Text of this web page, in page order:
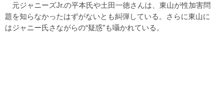
元ジャニーズJr.の平本氏や土田一徳さんは、東山が性加害問
題を知らなかったはずがないとも糾弾している。さらに東山に
はジャニー氏さながらの“疑惑”も囁かれている。